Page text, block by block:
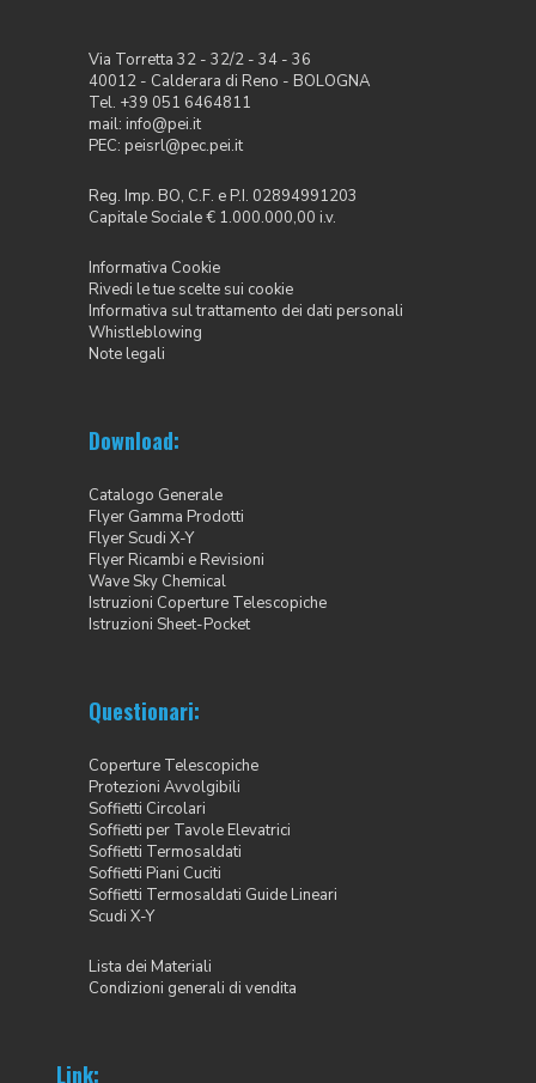
Via Torretta 32 - 32/2 - 34 - 36
40012 - Calderara di Reno - BOLOGNA
Tel. +39 051 6464811
mail: info@pei.it
PEC: peisrl@pec.pei.it
Reg. Imp. BO, C.F. e P.I. 02894991203
Capitale Sociale € 1.000.000,00 i.v.
Informativa Cookie
Rivedi le tue scelte sui cookie
Informativa sul trattamento dei dati personali
Whistleblowing
Note legali
Download:
Catalogo Generale
Flyer Gamma Prodotti
Flyer Scudi X-Y
Flyer Ricambi e Revisioni
Wave Sky Chemical
Istruzioni Coperture Telescopiche
Istruzioni Sheet-Pocket
Questionari:
Coperture Telescopiche
Protezioni Avvolgibili
Soffietti Circolari
Soffietti per Tavole Elevatrici
Soffietti Termosaldati
Soffietti Piani Cuciti
Soffietti Termosaldati Guide Lineari
Scudi X-Y
Lista dei Materiali
Condizioni generali di vendita
Link: